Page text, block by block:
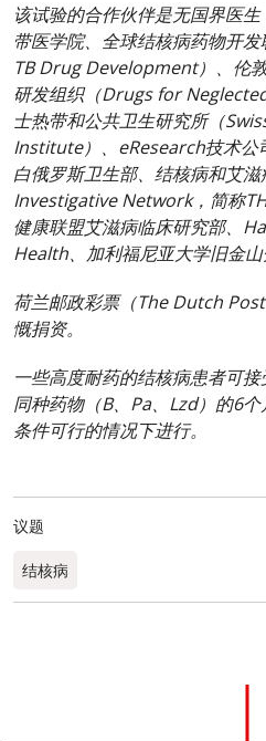
该试验的合作伙伴是无国界医
带医学院、全球结核病药物开
TB Drug Development）、伦
研发组织（Drugs for
士热带和公共卫生研究所（
Institute）、eResearch技术公
白俄罗斯卫生部、结核病和艾
Investigative Network，简称
健康联盟艾滋病临床研究部、
Health、加利福尼亚大学旧金山
荷兰邮政彩票（The Dutch
慨捐资。
一些高度耐药的结核病患者可接
同种药物（B、Pa、Lzd）的6
条件可行的情况下进行。
议题
结核病